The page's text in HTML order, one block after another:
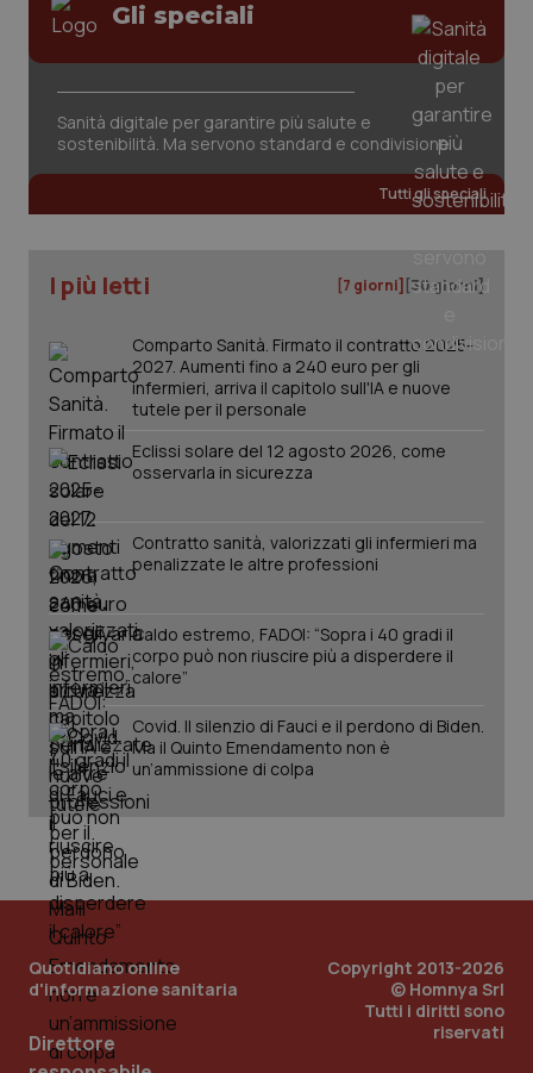
Gli speciali
Sanità digitale per garantire più salute e
sostenibilità. Ma servono standard e condivisione
Tutti gli speciali
I più letti [7 giorni] [30 giorni]
Comparto Sanità. Firmato il contratto 2025-
2027. Aumenti fino a 240 euro per gli
infermieri, arriva il capitolo sull'IA e nuove
tutele per il personale
Eclissi solare del 12 agosto 2026, come
osservarla in sicurezza
Contratto sanità, valorizzati gli infermieri ma
penalizzate le altre professioni
Caldo estremo, FADOI: “Sopra i 40 gradi il
corpo può non riuscire più a disperdere il
calore”
Covid. Il silenzio di Fauci e il perdono di Biden.
Ma il Quinto Emendamento non è
un’ammissione di colpa
Quotidiano online
d'informazione sanitaria
Direttore
Copyright 2013-2026
© Homnya Srl
Tutti i diritti sono
riservati
www.quotidianosanita.it
_ga
Google LLC
.quotidianosanita.it
1
mese
PHPSESSID